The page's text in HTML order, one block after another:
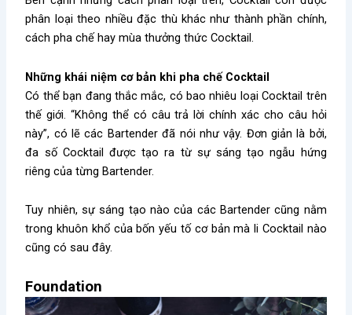
phân loại theo nhiều đặc thù khác như thành phần chính,
cách pha chế hay mùa thưởng thức Cocktail.
Những khái niệm cơ bản khi pha chế Cocktail
Có thể bạn đang thắc mắc, có bao nhiêu loại Cocktail trên
thế giới. “Không thể có câu trả lời chính xác cho câu hỏi
này”, có lẽ các Bartender đã nói như vậy. Đơn giản là bởi,
đa số Cocktail được tạo ra từ sự sáng tạo ngẫu hứng
riêng của từng Bartender.
Tuy nhiên, sự sáng tạo nào của các Bartender cũng nằm
trong khuôn khổ của bốn yếu tố cơ bản mà li Cocktail nào
cũng có sau đây.
Foundation